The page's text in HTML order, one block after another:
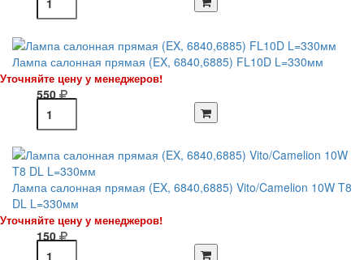
Лампа салонная прямая (EX, 6840,6885) FL10D L=330мм
Уточняйте цену у менеджеров!
550
Лампа салонная прямая (EX, 6840,6885) Vito/Camelion 10W T8
DL L=330мм
Уточняйте цену у менеджеров!
150